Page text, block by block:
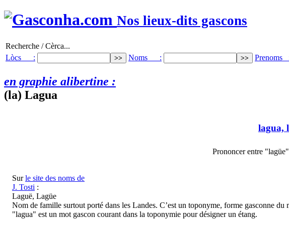
Nos lieux-dits gascons
Recherche / Cèrca...
Lòcs :
Noms : Prenoms
en graphie alibertine :
(la) Lagua
lagua,
Prononcer entre
Surle site des noms de
J. Tosti :
Laguë, Lagüe
Nom de famille surtout porté dans les Landes. C’est un toponyme, forme gasconne du
"lagua" est un mot gascon courant dans la toponymie pour désigner un étang.